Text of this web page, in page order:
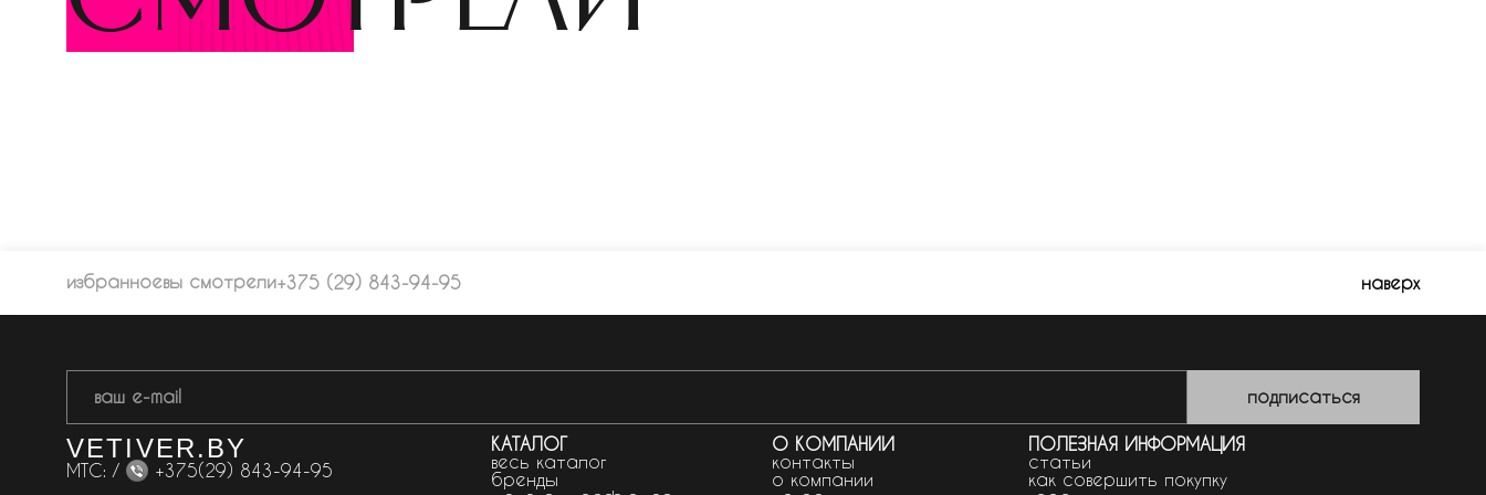
избранноевы смотрели+375 (29) 843-94-95 наверх
подписаться
VETIVER.BY
МТС: / +375(29) 843-94-95
КАТАЛОГ
весь каталог
бренды
О КОМПАНИИ
контакты
о компании
ПОЛЕЗНАЯ ИНФОРМАЦИЯ
статьи
как совершить покупку